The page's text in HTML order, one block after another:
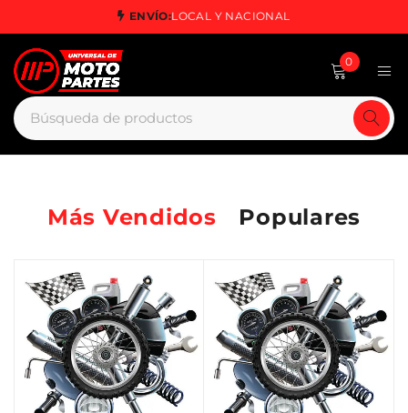
ENVÍO:LOCAL Y NACIONAL
0
Más Vendidos Populares